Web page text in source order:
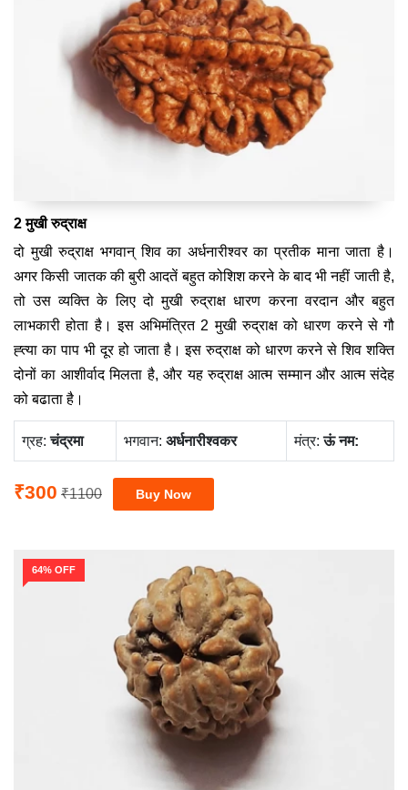
2 मुखी रुद्राक्ष
दो मुखी रुद्राक्ष भगवान् शिव का अर्धनारीश्वर का प्रतीक माना जाता है।
अगर किसी जातक की बुरी आदतें बहुत कोशिश करने के बाद भी नहीं जाती है,
तो उस व्यक्ति के लिए दो मुखी रुद्राक्ष धारण करना वरदान और बहुत
लाभकारी होता है। इस अभिमंत्रित 2 मुखी रुद्राक्ष को धारण करने से गौ
ह्त्या का पाप भी दूर हो जाता है। इस रुद्राक्ष को धारण करने से शिव शक्ति
दोनों का आशीर्वाद मिलता है, और यह रुद्राक्ष आत्म सम्मान और आत्म संदेह
को बढाता है।
ग्रह:चंद्रमा भगवान: अर्धनारीश्वकर मंत्र:ऊं नम:
₹300 ₹1100
64% OFF